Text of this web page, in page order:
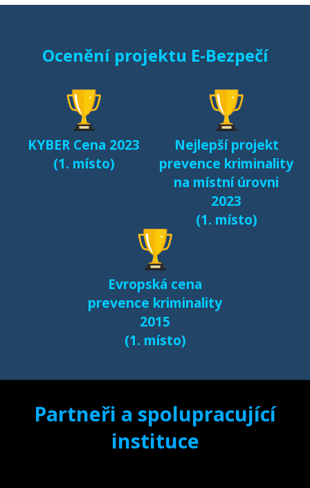
Ocenění projektu E-Bezpečí
KYBER Cena 2023
(1. místo)
Nejlepší projekt
prevence kriminality
na místní úrovni
2023
(1. místo)
Evropská cena
prevence kriminality
2015
(1. místo)
Partneři a spolupracující
instituce